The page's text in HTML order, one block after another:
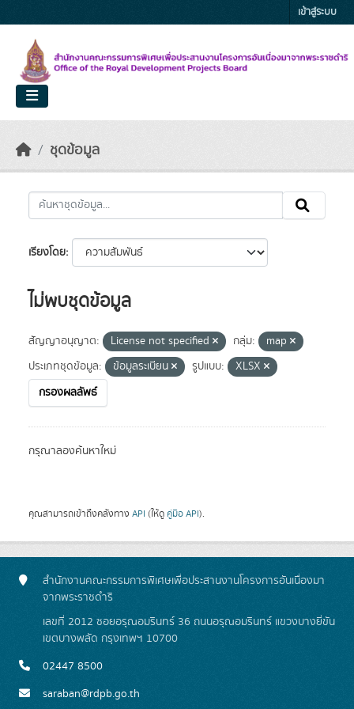
เข้าสู่ระบบ
ชุดข้อมูล
เรียงโดย
ไม่พบชุดข้อมูล
สัญญาอนุญาต: License not specified กลุ่ม:
map
ประเภทชุดข้อมูล:
ข้อมูลระเบียน รูปแบบ:
XLSX
กรองผลลัพธ์
กรุณาลองค้นหาใหม่
คุณสามารถเข้าถึงคลังทาง API (ให้ดู คู่มือ API).
สำนักงานคณะกรรมการพิเศษเพื่อประสานงานโครงการอันเนื่องมา
จากพระราชดำริ
เลขที่ 2012 ซอยอรุณอมรินทร์ 36 ถนนอรุณอมรินทร์ แขวงบางยี่ขัน
เขตบางพลัด กรุงเทพฯ 10700
02447 8500
saraban@rdpb.go.th